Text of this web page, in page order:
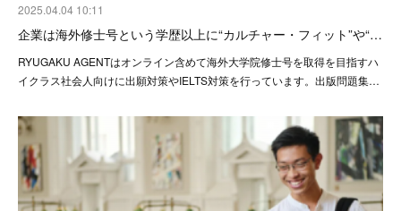
2025.04.04 10:11
企業は海外修士号という学歴以上に“カルチャー・フィット”や“…
RYUGAKU AGENTはオンライン含めて海外大学院修士号を取得を目指すハ
イクラス社会人向けに出願対策やIELTS対策を行っています。出版問題集…